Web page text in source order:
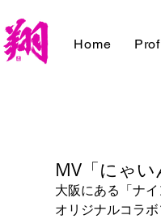
Home
MV「にゃ
大阪にある「ナ
オリジナルコラ